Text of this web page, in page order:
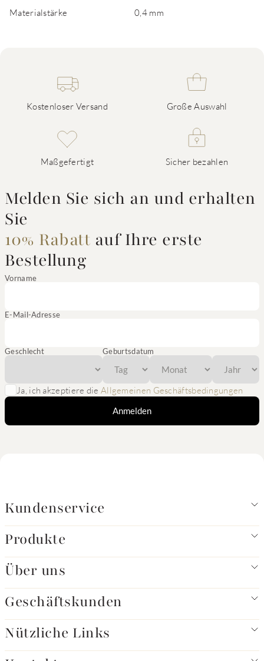
Materialstärke
0,4 mm
Kostenloser Versand Große Auswahl
Maßgefertigt Sicher bezahlen
Melden Sie sich an und erhalten
Sie
10% Rabatt auf Ihre erste
Bestellung
Vorname
E-Mail-Adresse
Geschlecht Geburtsdatum
Ja, ich akzeptiere die Allgemeinen Geschäftsbedingungen
Anmelden
Kundenservice
Produkte
Über uns
Geschäftskunden
Nützliche Links